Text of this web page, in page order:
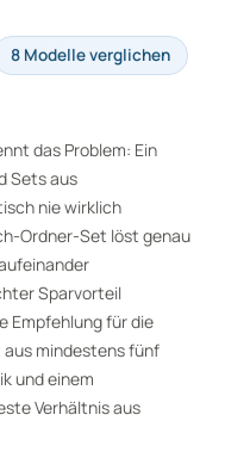
8 Modelle verglichen
das Problem: Ein
Sets aus
nie wirklich
Ordner-Set löst genau
Sparvorteil
Empfehlung für die
aus mindestens fünf
und einem
Verhältnis aus